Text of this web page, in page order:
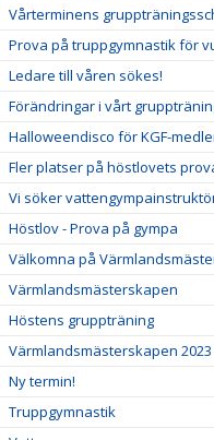
Vårterminens
Prova på truppgymnastik för
Ledare till våren sökes!
Förändringar i vårt
Halloweendisco för KGF-
Fler platser på höstlovets
Vi söker
Höstlov - Prova på gympa
Välkomna på
Värmlandsmästerskapen
Höstens gruppträning
Värmlandsmästerskapen 2023
Ny termin!
Truppgymnastik